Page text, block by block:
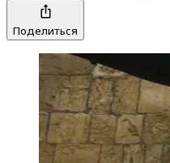
Поделиться